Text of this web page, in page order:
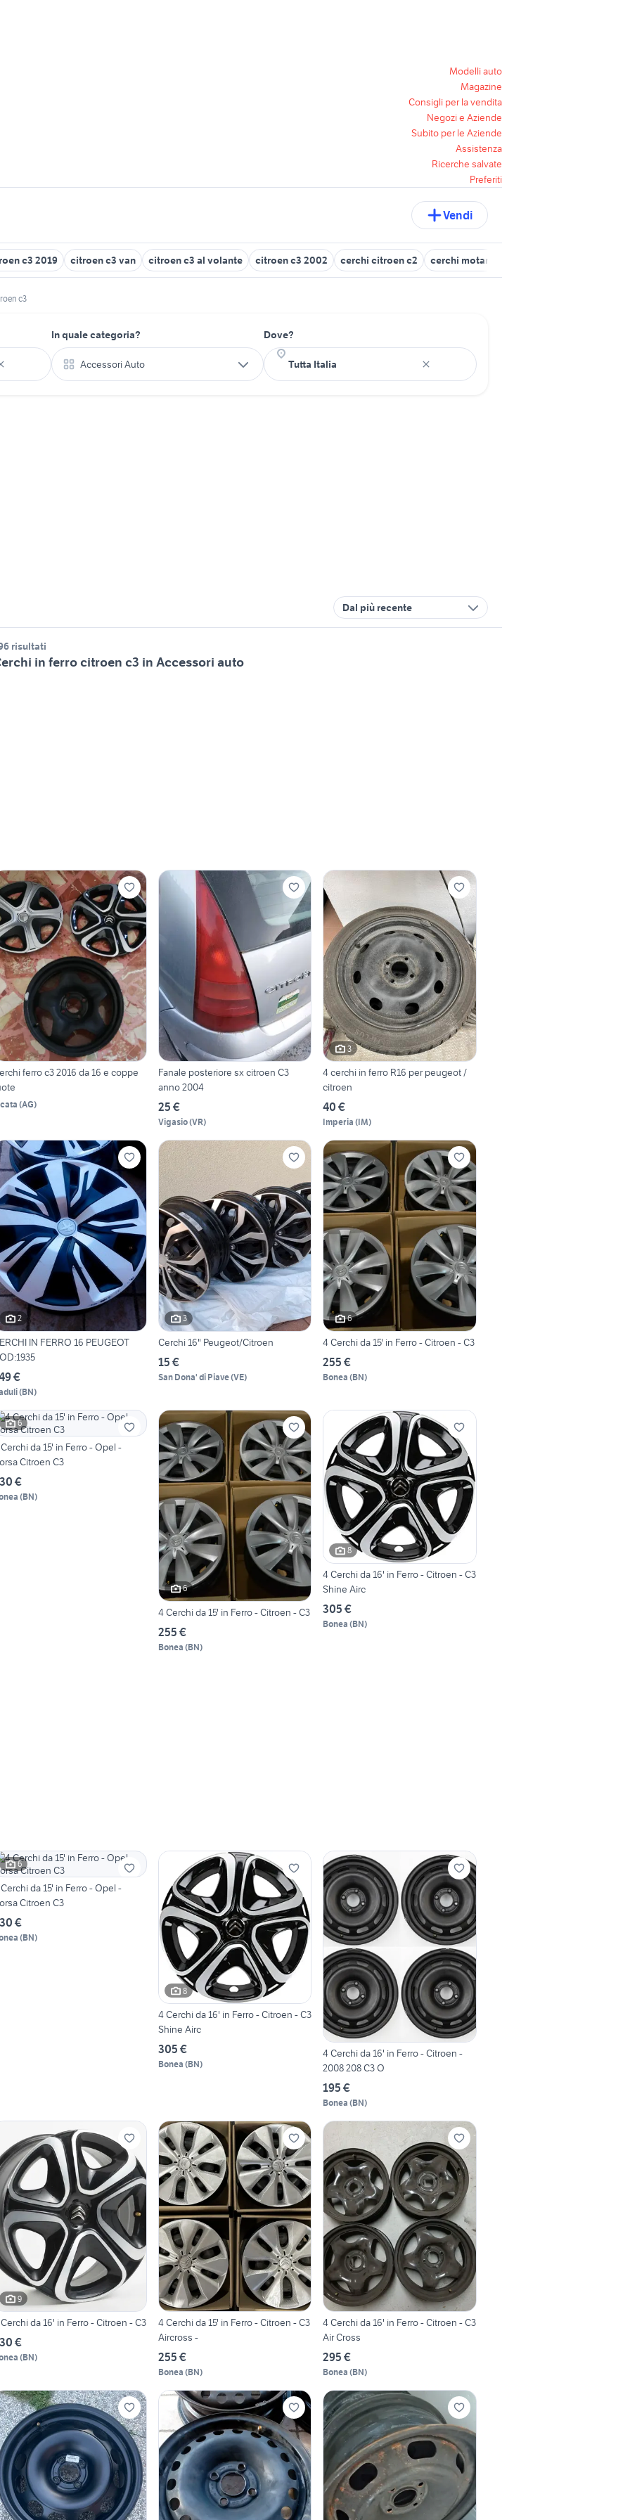
Modelli auto
Magazine
Consigli per la vendita
Negozi e Aziende
Subito per le Aziende
Assistenza
Ricerche salvate
Preferiti
Vendi
c3 2019 citroen c3 van citroen c3 al volante citroen c3 2002 cerchi citroen c2 cerchi motard 17
c3
In quale categoria?
Accessori Auto
Dove?
Dal più recente
risultati
in ferro citroen c3 in Accessori auto
ferro c3 2016 da 16 e coppe
(AG)
Fanale posteriore sx citroen C3
anno 2004
25 €
Vigasio(VR)
3
4 cerchi in ferro R16 per peugeot /
citroen
40 €
Imperia (IM)
2
IN FERRO 16 PEUGEOT
€
(BN)
3
Cerchi 16" Peugeot/Citroen
15 €
San Dona' di Piave(VE)
6
4 Cerchi da 15' in Ferro - Citroen - C3
255 €
Bonea (BN)
6
da 15' in Ferro - Opel -
Citroen C3
€
(BN)
6
4 Cerchi da 15' in Ferro - Citroen - C3
255 €
Bonea (BN)
8
4 Cerchi da 16' in Ferro - Citroen - C3
Shine Airc
305 €
Bonea (BN)
6
da 15' in Ferro - Opel -
Citroen C3
€
(BN)
8
4 Cerchi da 16' in Ferro - Citroen - C3
Shine Airc
305 €
Bonea (BN)
4 Cerchi da 16' in Ferro - Citroen -
2008 208 C3 O
195 €
Bonea (BN)
9
da 16' in Ferro - Citroen - C3
€
(BN)
4 Cerchi da 15' in Ferro - Citroen - C3
Aircross -
255 €
Bonea (BN)
4 Cerchi da 16' in Ferro - Citroen - C3
Air Cross
295 €
Bonea (BN)